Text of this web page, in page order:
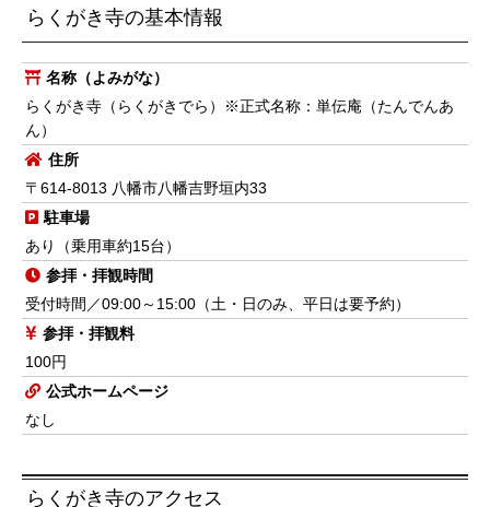
らくがき寺の基本情報
名称（よみがな）
らくがき寺（らくがきでら）※正式名称：単伝庵（たんでんあ
ん）
住所
〒614-8013 八幡市八幡吉野垣内33
駐車場
あり（乗用車約15台）
参拝・拝観時間
受付時間／09:00～15:00（土・日のみ、平日は要予約）
参拝・拝観料
100円
公式ホームページ
なし
らくがき寺のアクセス